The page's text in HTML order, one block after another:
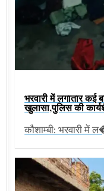
भरवारी में लगातार कई
खुलासा,पुलिस की
कौशाम्बी: भरवारी में